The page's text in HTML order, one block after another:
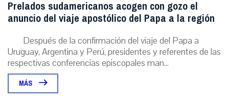
Prelados sudamericanos acogen con gozo el
anuncio del viaje apostólico del Papa a la región
Después de la confirmación del viaje del Papa a
Uruguay, Argentina y Perú, presidentes y referentes de las
respectivas conferencias episcopales man...
MÁS